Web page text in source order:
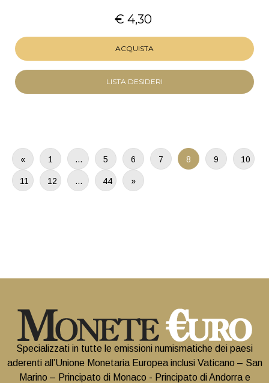
€ 4,30
ACQUISTA
LISTA DESIDERI
« 1 … 5 6 7 8 9 10
11 12 … 44 »
Specializzati in tutte le emissioni numismatiche dei paesi
aderenti all’Unione Monetaria Europea inclusi Vaticano – San
Marino – Principato di Monaco - Principato di Andorra e